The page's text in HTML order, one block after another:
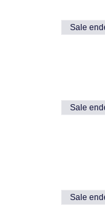
Sale
Sale
Sale